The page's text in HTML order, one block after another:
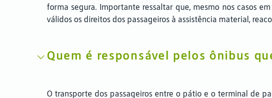
forma segura. Importante ressaltar que, mesmo nos casos
válidos os direitos dos passageiros à assistência material,
Quem é responsável pelos ônibus
O transporte dos passageiros entre o pátio e o terminal de